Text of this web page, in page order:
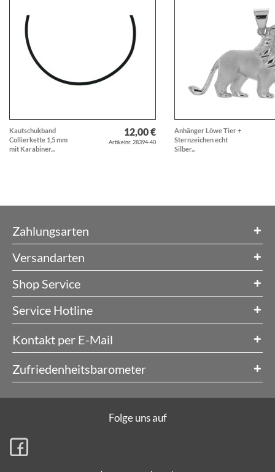
Kautschukband
Collierkette 1,5 mm
mit Karabiner...
12,00 €
Artikelnr. 28394-40
Anhänger Löwe Tier +
Sternzeichen echt
Silber...
Zahlungsarten
Versandarten
Shop Service
Service Hotline
Kontakt per E-Mail
Zufriedenheitsbarometer
Folge uns auf